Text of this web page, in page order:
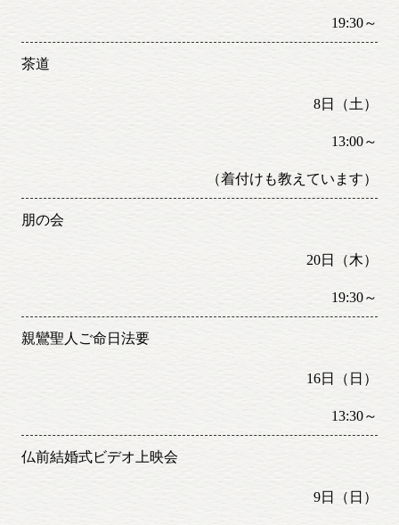
19:30～
茶道
8日（土）
13:00～
（着付けも教えています）
朋の会
20日（木）
19:30～
親鸞聖人ご命日法要
16日（日）
13:30～
仏前結婚式ビデオ上映会
9日（日）